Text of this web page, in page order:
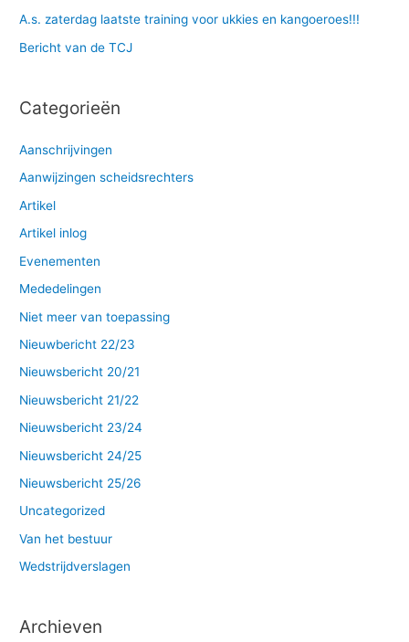
A.s. zaterdag laatste training voor ukkies en kangoeroes!!!
Bericht van de TCJ
Categorieën
Aanschrijvingen
Aanwijzingen scheidsrechters
Artikel
Artikel inlog
Evenementen
Mededelingen
Niet meer van toepassing
Nieuwbericht 22/23
Nieuwsbericht 20/21
Nieuwsbericht 21/22
Nieuwsbericht 23/24
Nieuwsbericht 24/25
Nieuwsbericht 25/26
Uncategorized
Van het bestuur
Wedstrijdverslagen
Archieven